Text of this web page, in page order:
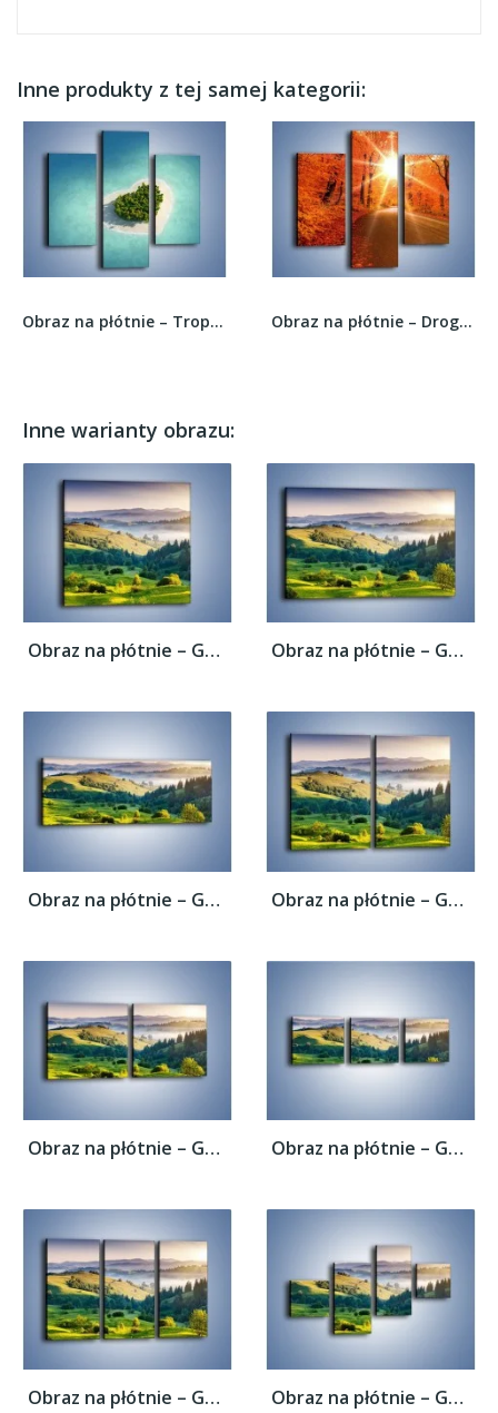
Inne produkty z tej samej kategorii:
Obraz na płótnie – Tropikalna wyspa miłości –... Obraz na płótnie – Droga pełna słońca –...
Inne warianty obrazu:
Obraz na płótnie – Górska polana z lotu... Obraz na płótnie – Górska polana z lotu...
Obraz na płótnie – Górska polana z lotu... Obraz na płótnie – Górska polana z lotu...
Obraz na płótnie – Górska polana z lotu... Obraz na płótnie – Górska polana z lotu...
Obraz na płótnie – Górska polana z lotu... Obraz na płótnie – Górska polana z lotu...